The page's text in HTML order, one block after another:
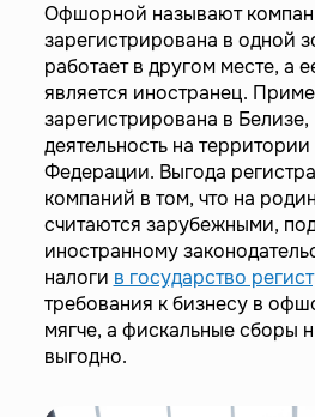
Офшорной называют
зарегистрирована в одной
работает в другом месте, а
является иностранец.
зарегистрирована в Белизе,
деятельность на
Федерации. Выгода
компаний в том, что на
считаются зарубежными,
иностранному
налоги в государство
требования к бизнесу в
мягче, а фискальные сборы
выгодно.